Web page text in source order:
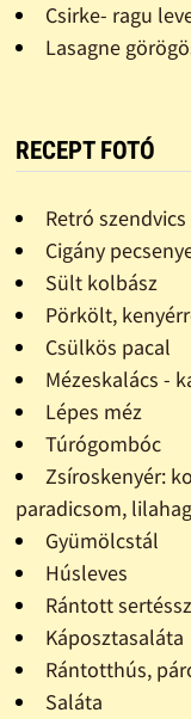
Csirke- ragu
Lasagne
RECEPT FOTÓ
Retró szendvics
Cigány
Sült kolbász
Pörkölt,
Csülkös pacal
Mézeskalács -
Lépes méz
Túrógombóc
Zsíroskenyér:
paradicsom,
Gyümölcstál
Húsleves
Rántott
Káposztasaláta
Rántotthús,
Saláta